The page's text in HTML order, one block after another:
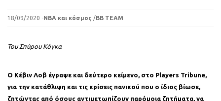
18/09/2020 -ΝΒΑ και κόσμος /BB TEAM
Του Σπύρου Κόγκα
Ο Κέβιν Λοβ έγραψε και δεύτερο κείμενο, στο Players Tribune,
για την κατάθλιψη και τις κρίσεις πανικού που ο ίδιος βίωσε,
ζητώντας από όσους αντιμετωπίζουν παρόμοια ζητήματα, να